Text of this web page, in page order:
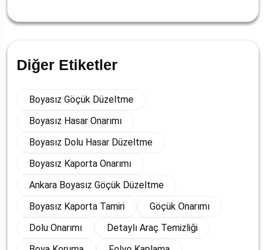
Diğer Etiketler
Boyasız Göçük Düzeltme
Boyasız Hasar Onarımı
Boyasız Dolu Hasar Düzeltme
Boyasız Kaporta Onarımı
Ankara Boyasız Göçük Düzeltme
Boyasız Kaporta Tamiri
Göçük Onarımı
Dolu Onarımı
Detaylı Araç Temizliği